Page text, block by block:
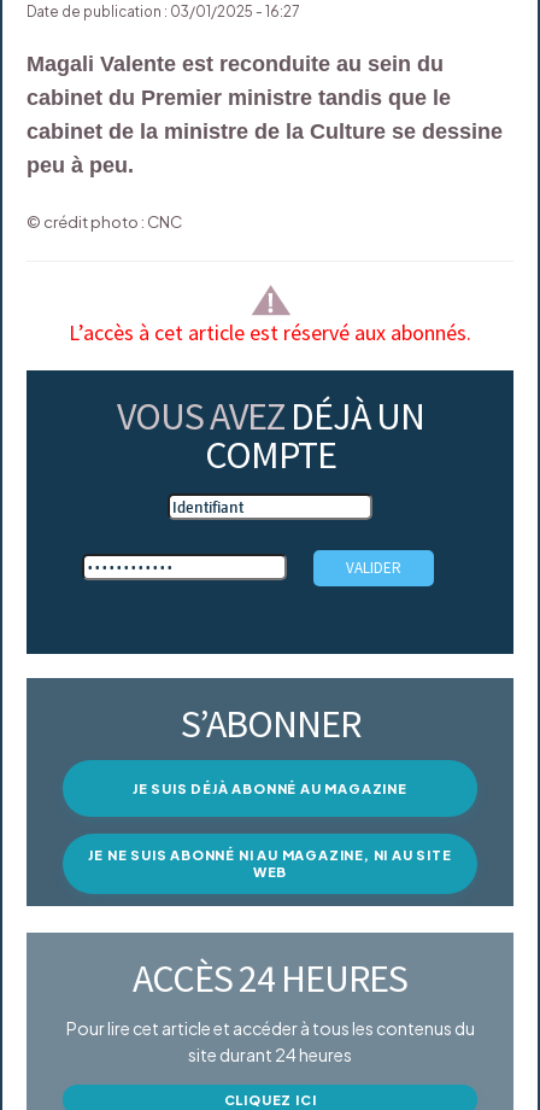
Date de publication : 03/01/2025 - 16:27
Magali Valente est reconduite au sein du
cabinet du Premier ministre tandis que le
cabinet de la ministre de la Culture se dessine
peu à peu.
© crédit photo : CNC
L’accès à cet article est réservé aux abonnés.
VOUS AVEZ DÉJÀ UN
COMPTE
S’ABONNER
JE SUIS DÉJÀ ABONNÉ AU MAGAZINE
JE NE SUIS ABONNÉ NI AU MAGAZINE, NI AU SITE
WEB
ACCÈS 24 HEURES
Pour lire cet article et accéder à tous les contenus du
site durant 24 heures
CLIQUEZ ICI